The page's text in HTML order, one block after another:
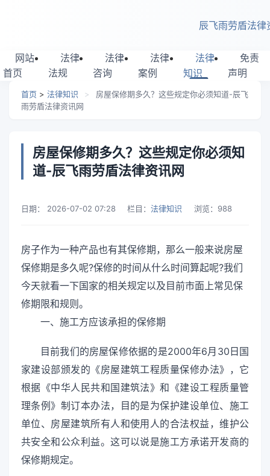
辰飞雨劳盾法律
网站
首页
法律
法规
法律
咨询
法律
案例
法律
知识
免责
声明
首页 > 法律知识 >
房屋保修期多久？这些规定你必须知道-辰飞
雨劳盾法律资讯网
房屋保修期多久？这些规定你必须知
道-辰飞雨劳盾法律资讯网
日期： 2026-07-02 07:28 栏目： 法律知识 浏览： 988
房子作为一种产品也有其保修期，那么一般来说房屋
保修期是多久呢?保修的时间从什么时间算起呢?我们
今天就看一下国家的相关规定以及目前市面上常见保
修期限和规则。
一、施工方应该承担的保修期
目前我们的房屋保修依据的是2000年6月30日国
家建设部颁发的《房屋建筑工程质量保修办法》，它
根据《中华人民共和国建筑法》和《建设工程质量管
理条例》制订本办法，目的是为保护建设单位、施工
单位、房屋建筑所有人和使用人的合法权益，维护公
共安全和公众利益。这可以说是施工方承诺开发商的
保修期规定。